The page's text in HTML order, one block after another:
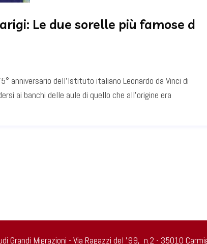
Le due sorelle più famose d
anniversario dell’Istituto italiano Leonardo da Vinci di
ai banchi delle aule di quello che all’origine era
Grandi Migrazioni - Via Ragazzi del ’99, n.2 - 35010